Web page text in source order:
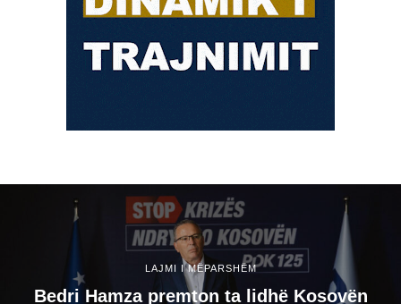
LAJMI I MËPARSHËM
Bedri Hamza premton ta lidhë Kosovën